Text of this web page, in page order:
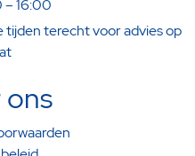
16:00
tijden terecht voor advies op